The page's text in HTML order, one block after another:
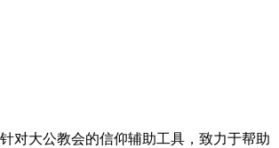
对大公教会的信仰辅助工具，致力于帮助